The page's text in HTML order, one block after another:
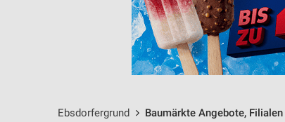
Ebsdorfergrund Baumärkte Angebote,